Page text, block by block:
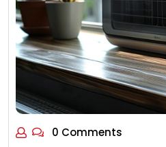
0 Comments